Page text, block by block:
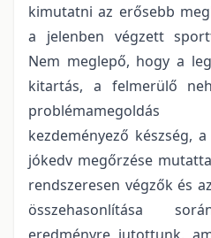
kimutatni az erősebb
a jelenben végzett
Nem meglepő, hogy a
kitartás, a felmerülő
kezdeményező készség,
jókedv megőrzése
rendszeresen végzők és
összehasonlítása